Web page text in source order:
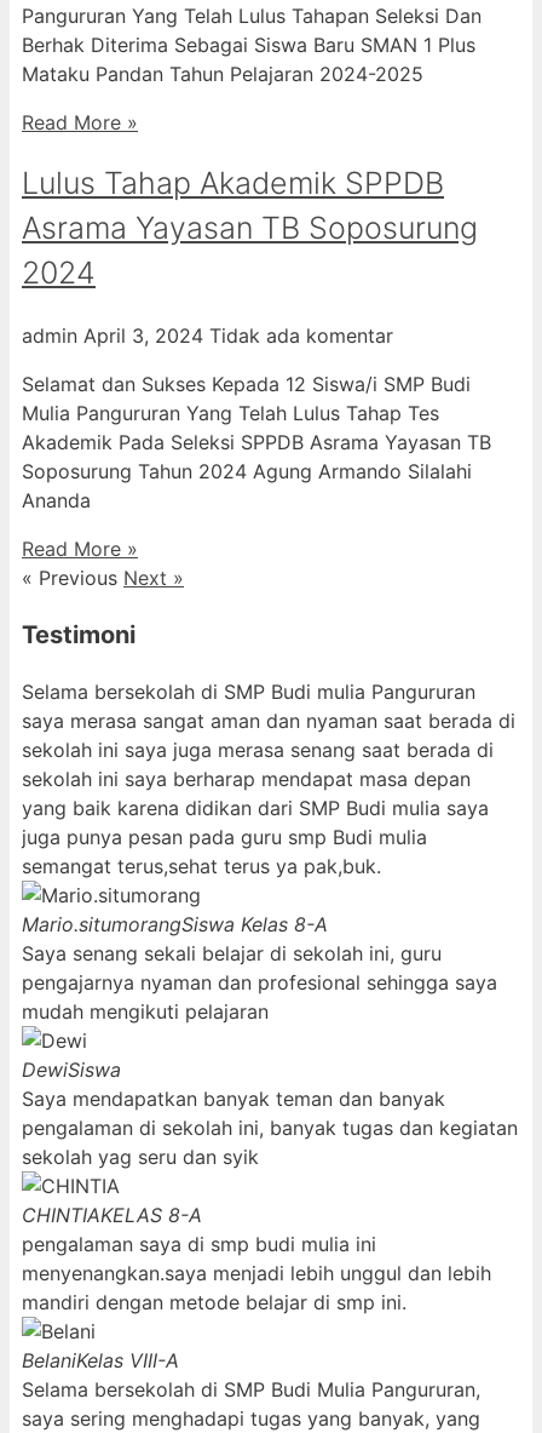
Pangururan Yang Telah Lulus Tahapan Seleksi Dan
Berhak Diterima Sebagai Siswa Baru SMAN 1 Plus
Mataku Pandan Tahun Pelajaran 2024-2025
Read More »
Lulus Tahap Akademik SPPDB
Asrama Yayasan TB Soposurung
2024
admin April 3, 2024 Tidak ada komentar
Selamat dan Sukses Kepada 12 Siswa/i SMP Budi
Mulia Pangururan Yang Telah Lulus Tahap Tes
Akademik Pada Seleksi SPPDB Asrama Yayasan TB
Soposurung Tahun 2024 Agung Armando Silalahi
⁠Ananda
Read More »
« Previous Next »
Testimoni
Selama bersekolah di SMP Budi mulia Pangururan
saya merasa sangat aman dan nyaman saat berada di
sekolah ini saya juga merasa senang saat berada di
sekolah ini saya berharap mendapat masa depan
yang baik karena didikan dari SMP Budi mulia saya
juga punya pesan pada guru smp Budi mulia
semangat terus,sehat terus ya pak,buk.
Mario.situmorangSiswa Kelas 8-A
Saya senang sekali belajar di sekolah ini, guru
pengajarnya nyaman dan profesional sehingga saya
mudah mengikuti pelajaran
DewiSiswa
Saya mendapatkan banyak teman dan banyak
pengalaman di sekolah ini, banyak tugas dan kegiatan
sekolah yag seru dan syik
CHINTIAKELAS 8-A
pengalaman saya di smp budi mulia ini
menyenangkan.saya menjadi lebih unggul dan lebih
mandiri dengan metode belajar di smp ini.
BelaniKelas VIII-A
Selama bersekolah di SMP Budi Mulia Pangururan,
saya sering menghadapi tugas yang banyak, yang